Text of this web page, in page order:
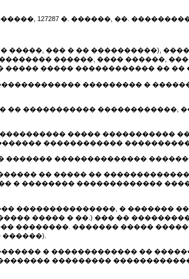
127287 �. ������, ��. ���������
�����, ��� � �� ����������),
������, ���� ������,
����� ������������ �� ��
��������� �
����������� ������������,
����� �����������
������������
��������������
�� ����� ��
� �������� �������������
���������������, � �������
����� � ��.) ��� ��
��������. ������� �����
� ������������� ��
���������